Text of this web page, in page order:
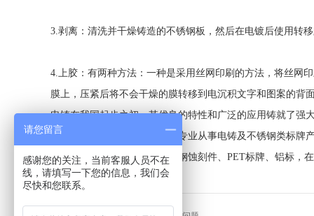
3.剥离：清洗并干燥铸造的不锈钢板，然后在电镀后使用转
4.上胶：有两种方法：一种是采用丝网印刷的方法，将丝网
膜上，压紧后将不会干燥的膜转移到电沉积文字和图案的背面
电铸在我国起步之初，其优良的特性和广泛的应用铸就了强
深圳市恒兴安实业有限公司是专业从事电铸及不锈钢类标牌
公司现生产的电铸标牌、不锈钢蚀刻件、PET标牌、铝标，
请您留言
感谢您的关注，当前客服人员不在
线，请填写一下您的信息，我们会
尽快和您联系。